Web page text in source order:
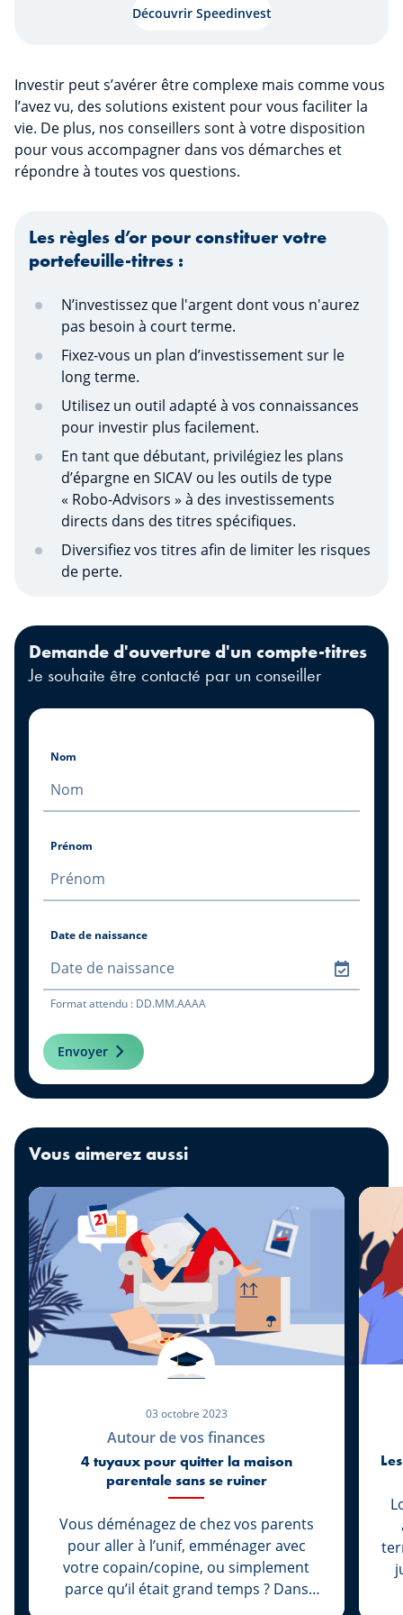
Découvrir Speedinvest
Investir peut s’avérer être complexe mais comme vous
l’avez vu, des solutions existent pour vous faciliter la
vie. De plus, nos conseillers sont à votre disposition
pour vous accompagner dans vos démarches et
répondre à toutes vos questions.
Les règles d’or pour constituer votre
portefeuille-titres :
N’investissez que l'argent dont vous n'aurez
pas besoin à court terme.
Fixez-vous un plan d’investissement sur le
long terme.
Utilisez un outil adapté à vos connaissances
pour investir plus facilement.
En tant que débutant, privilégiez les plans
d’épargne en SICAV ou les outils de type
« Robo-Advisors » à des investissements
directs dans des titres spécifiques.
Diversifiez vos titres afin de limiter les risques
de perte.
Demande d'ouverture d'un compte-titres
Je souhaite être contacté par un conseiller
Nom
Prénom
Date de naissance
Format attendu : DD.MM.AAAA
Envoyer
Vous aimerez aussi
03 octobre 2023
Autour de vos finances
4 tuyaux pour quitter la maison
parentale sans se ruiner
Vous déménagez de chez vos parents
pour aller à l’unif, emménager avec
votre copain/copine, ou simplement
parce qu’il était grand temps ? Dans
juin.